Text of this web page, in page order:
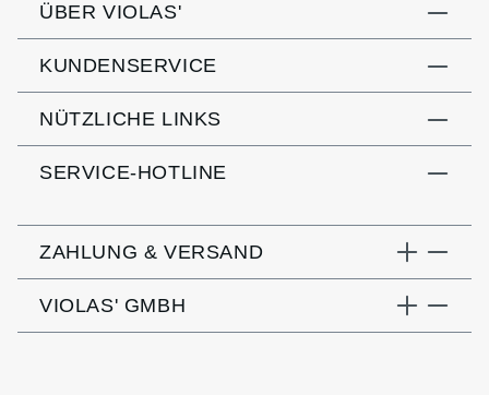
ÜBER VIOLAS'
KUNDENSERVICE
NÜTZLICHE LINKS
SERVICE-HOTLINE
ZAHLUNG & VERSAND
VIOLAS' GMBH